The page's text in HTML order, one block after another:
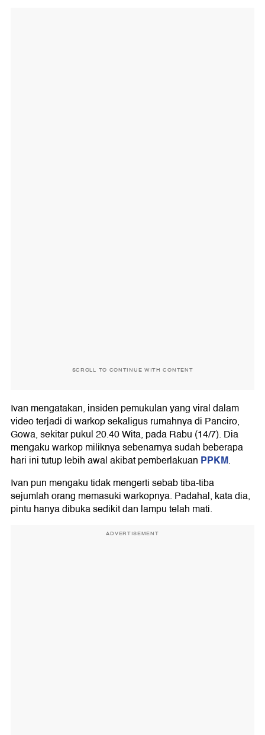
SCROLL TO CONTINUE WITH CONTENT
Ivan mengatakan, insiden pemukulan yang viral dalam
video terjadi di warkop sekaligus rumahnya di Panciro,
Gowa, sekitar pukul 20.40 Wita, pada Rabu (14/7). Dia
mengaku warkop miliknya sebenarnya sudah beberapa
hari ini tutup lebih awal akibat pemberlakuan PPKM.
Ivan pun mengaku tidak mengerti sebab tiba-tiba
sejumlah orang memasuki warkopnya. Padahal, kata dia,
pintu hanya dibuka sedikit dan lampu telah mati.
ADVERTISEMENT